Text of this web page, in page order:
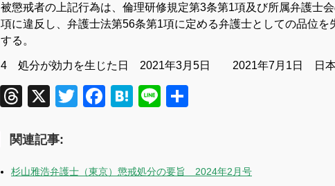
被懲戒者の上記行為は、倫理研修規定第3条第1項及び所属弁護士
項に違反し、弁護士法第56条第1項に定める弁護士としての品位を
する。
4 処分が効力を生じた日 2021年3月5日 2021年7月1日 日
Threads
X TwitterFacebook
Hatena
Line
関連記事:
杉山雅浩弁護士（東京）懲戒処分の要旨 2024年2月号